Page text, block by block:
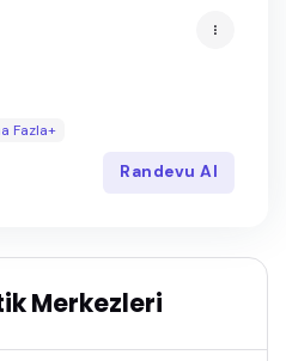
Fazla+
Randevu Al
Merkezleri